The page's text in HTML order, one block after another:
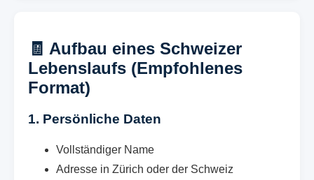
🧾 Aufbau eines Schweizer
Lebenslaufs (Empfohlenes
Format)
1. Persönliche Daten
Vollständiger Name
Adresse in Zürich oder der Schweiz